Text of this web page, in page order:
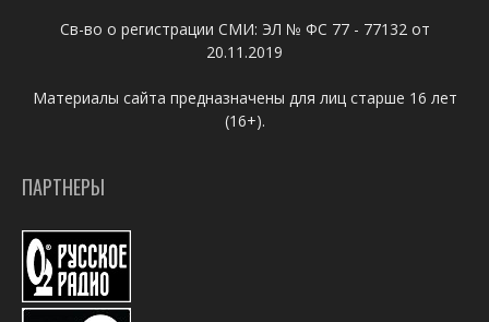
Св-во о регистрации СМИ: ЭЛ № ФС 77 - 77132 от
20.11.2019
Материалы сайта предназначены для лиц старше 16 лет
(16+).
ПАРТНЕРЫ